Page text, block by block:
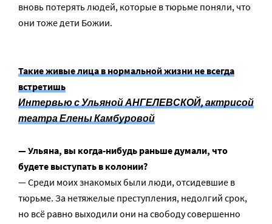
вновь потерять людей, которые в тюрьме поняли, что
они тоже дети Божии.
Такие живые лица в нормальной жизни не всегда
встретишь
Интервью с Ульяной АНГЕЛЕВСКОЙ, актрисой
театра Елены Камбуровой
— Ульяна, вы когда-нибудь раньше думали, что
будете выступать в колонии?
— Среди моих знакомых были люди, отсидевшие в
тюрьме. За нетяжелые преступления, недолгий срок,
но всё равно выходили они на свободу совершенно